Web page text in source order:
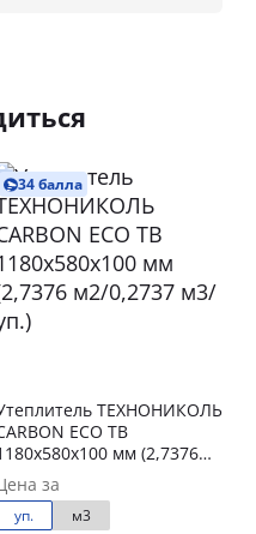
34 балла
ТЕХНОНИКОЛЬ
ECO ТВ
мм (2,7376
0,2737 м3/уп.)
за
уп. м3